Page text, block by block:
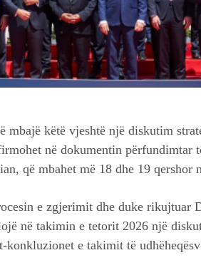
mbajë këtë vjeshtë një diskutim
në dokumentin përfundimtar
që mbahet më 18 dhe 19 qershor
e zgjerimit dhe duke rikujtuar
në takimin e tetorit 2026 një
konkluzionet e takimit të